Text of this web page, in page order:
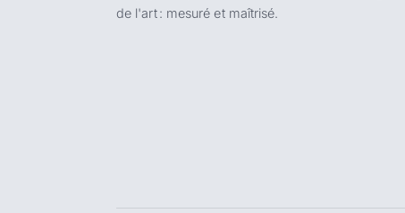
de l'art : mesuré et maîtrisé.